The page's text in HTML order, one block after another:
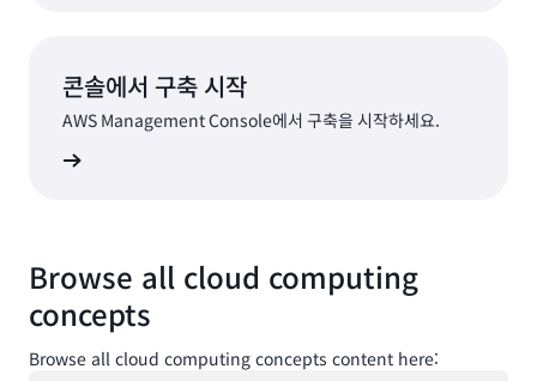
콘솔에서 구축 시작
AWS Management Console에서 구축을 시작하세요.
Browse all cloud computing
concepts
Browse all cloud computing concepts content here: